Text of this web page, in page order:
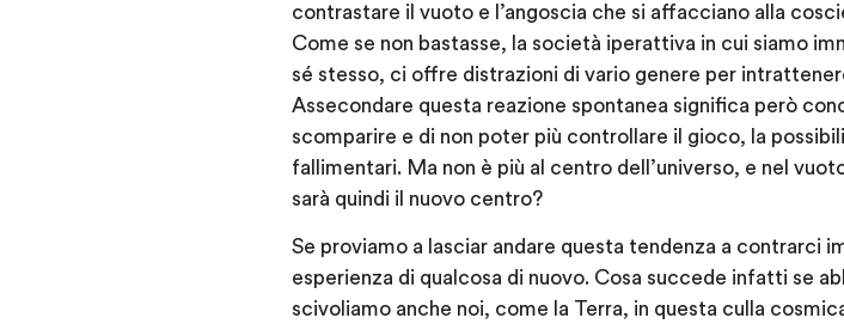
contrastare il vuoto e l’angoscia che si affacciano alla
Come se non bastasse, la società iperattiva in cui siamo
sé stesso, ci offre distrazioni di vario genere per
Assecondare questa reazione spontanea significa però
scomparire e di non poter più controllare il gioco, la
fallimentari. Ma non è più al centro dell’universo, e nel
sarà quindi il nuovo centro?
Se proviamo a lasciar andare questa tendenza a contrarci
esperienza di qualcosa di nuovo. Cosa succede infatti se
scivoliamo anche noi, come la Terra, in questa culla